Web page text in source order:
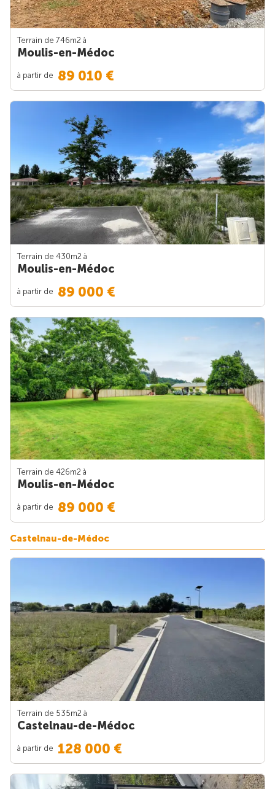
Terrain de 746m2 à
Moulis-en-Médoc
à partir de 89 010 €
Terrain de 430m2 à
Moulis-en-Médoc
à partir de 89 000 €
Terrain de 426m2 à
Moulis-en-Médoc
à partir de 89 000 €
Castelnau-de-Médoc
Terrain de 535m2 à
Castelnau-de-Médoc
à partir de 128 000 €